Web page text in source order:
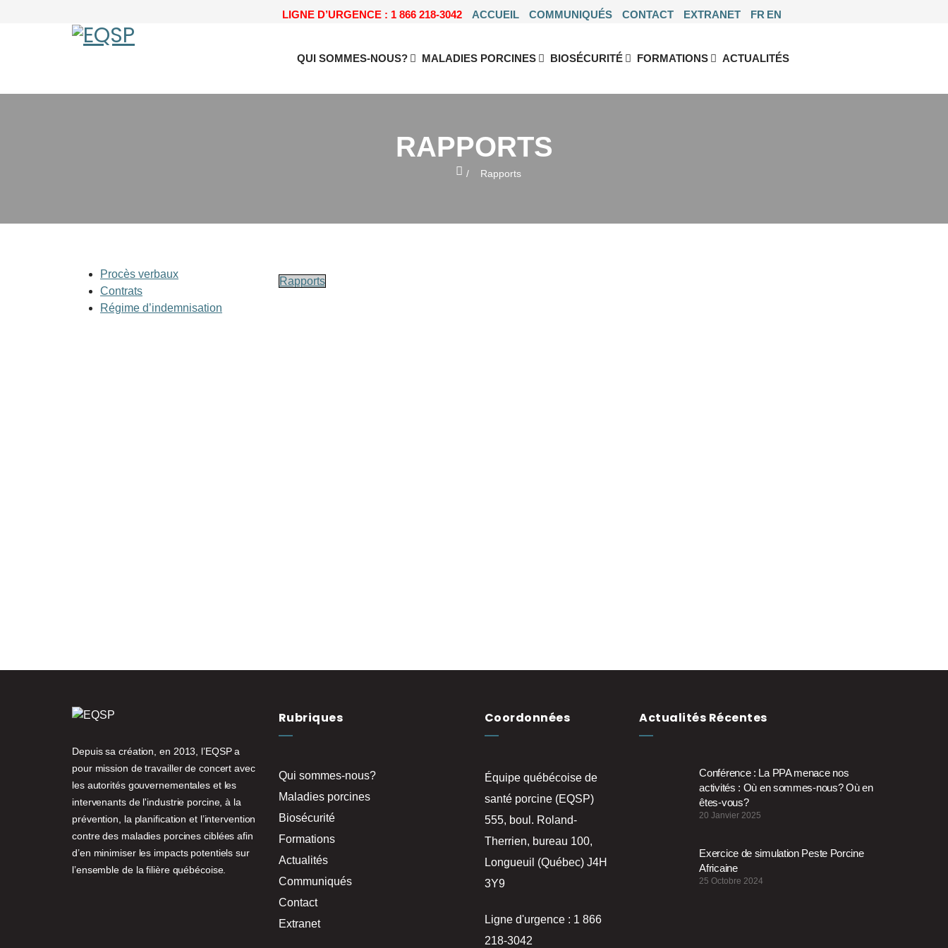
LIGNE D’URGENCE : 1 866 218-3042 ACCUEIL COMMUNIQUÉS CONTACT EXTRANET FR EN
QUI SOMMES-NOUS? MALADIES PORCINES BIOSÉCURITÉ FORMATIONS ACTUALITÉS
RAPPORTS
Rapports
Procès verbaux
Contrats
Régime d’indemnisation
Rapports
Depuis sa création, en 2013, l’EQSP a
pour mission de travailler de concert avec
les autorités gouvernementales et les
intervenants de l'industrie porcine, à la
prévention, la planification et l’intervention
contre des maladies porcines ciblées afin
d’en minimiser les impacts potentiels sur
l’ensemble de la filière québécoise.
Rubriques
Qui sommes-nous?
Maladies porcines
Biosécurité
Formations
Actualités
Communiqués
Contact
Extranet
Coordonnées
Équipe québécoise de
santé porcine (EQSP)
555, boul. Roland-
Therrien, bureau 100,
Longueuil (Québec) J4H
3Y9
Ligne d'urgence : 1 866
218-3042
Actualités Récentes
Conférence : La PPA menace nos
activités : Où en sommes-nous? Où en
êtes-vous?
20 Janvier 2025
Exercice de simulation Peste Porcine
Africaine
25 Octobre 2024